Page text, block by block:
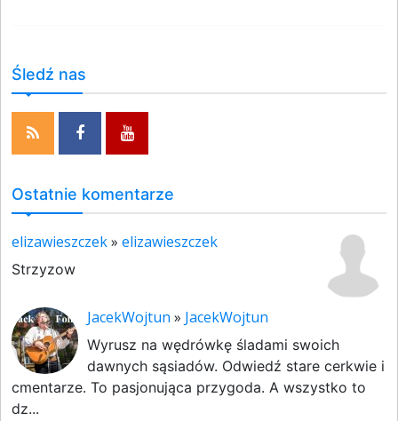
Śledź nas
Ostatnie komentarze
elizawieszczek» elizawieszczek
Strzyzow
JacekWojtun » JacekWojtun
Wyrusz na wędrówkę śladami swoich
dawnych sąsiadów. Odwiedź stare cerkwie i
cmentarze. To pasjonująca przygoda. A wszystko to
dz...